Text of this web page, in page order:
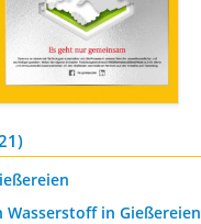
Wasserstoff in Gießereien